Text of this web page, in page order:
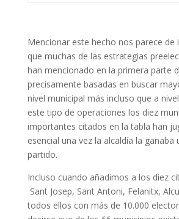
Mencionar este hecho nos parece de
que muchas de las estrategias
han mencionado en la primera parte
precisamente basadas en buscar
nivel municipal más incluso que a
este tipo de operaciones los diez
importantes citados en la tabla han
esencial una vez la alcaldía la ganaba
partido.
Incluso cuando añadimos a los diez
Sant Josep, Sant Antoni, Felanitx,
todos ellos con más de 10.000